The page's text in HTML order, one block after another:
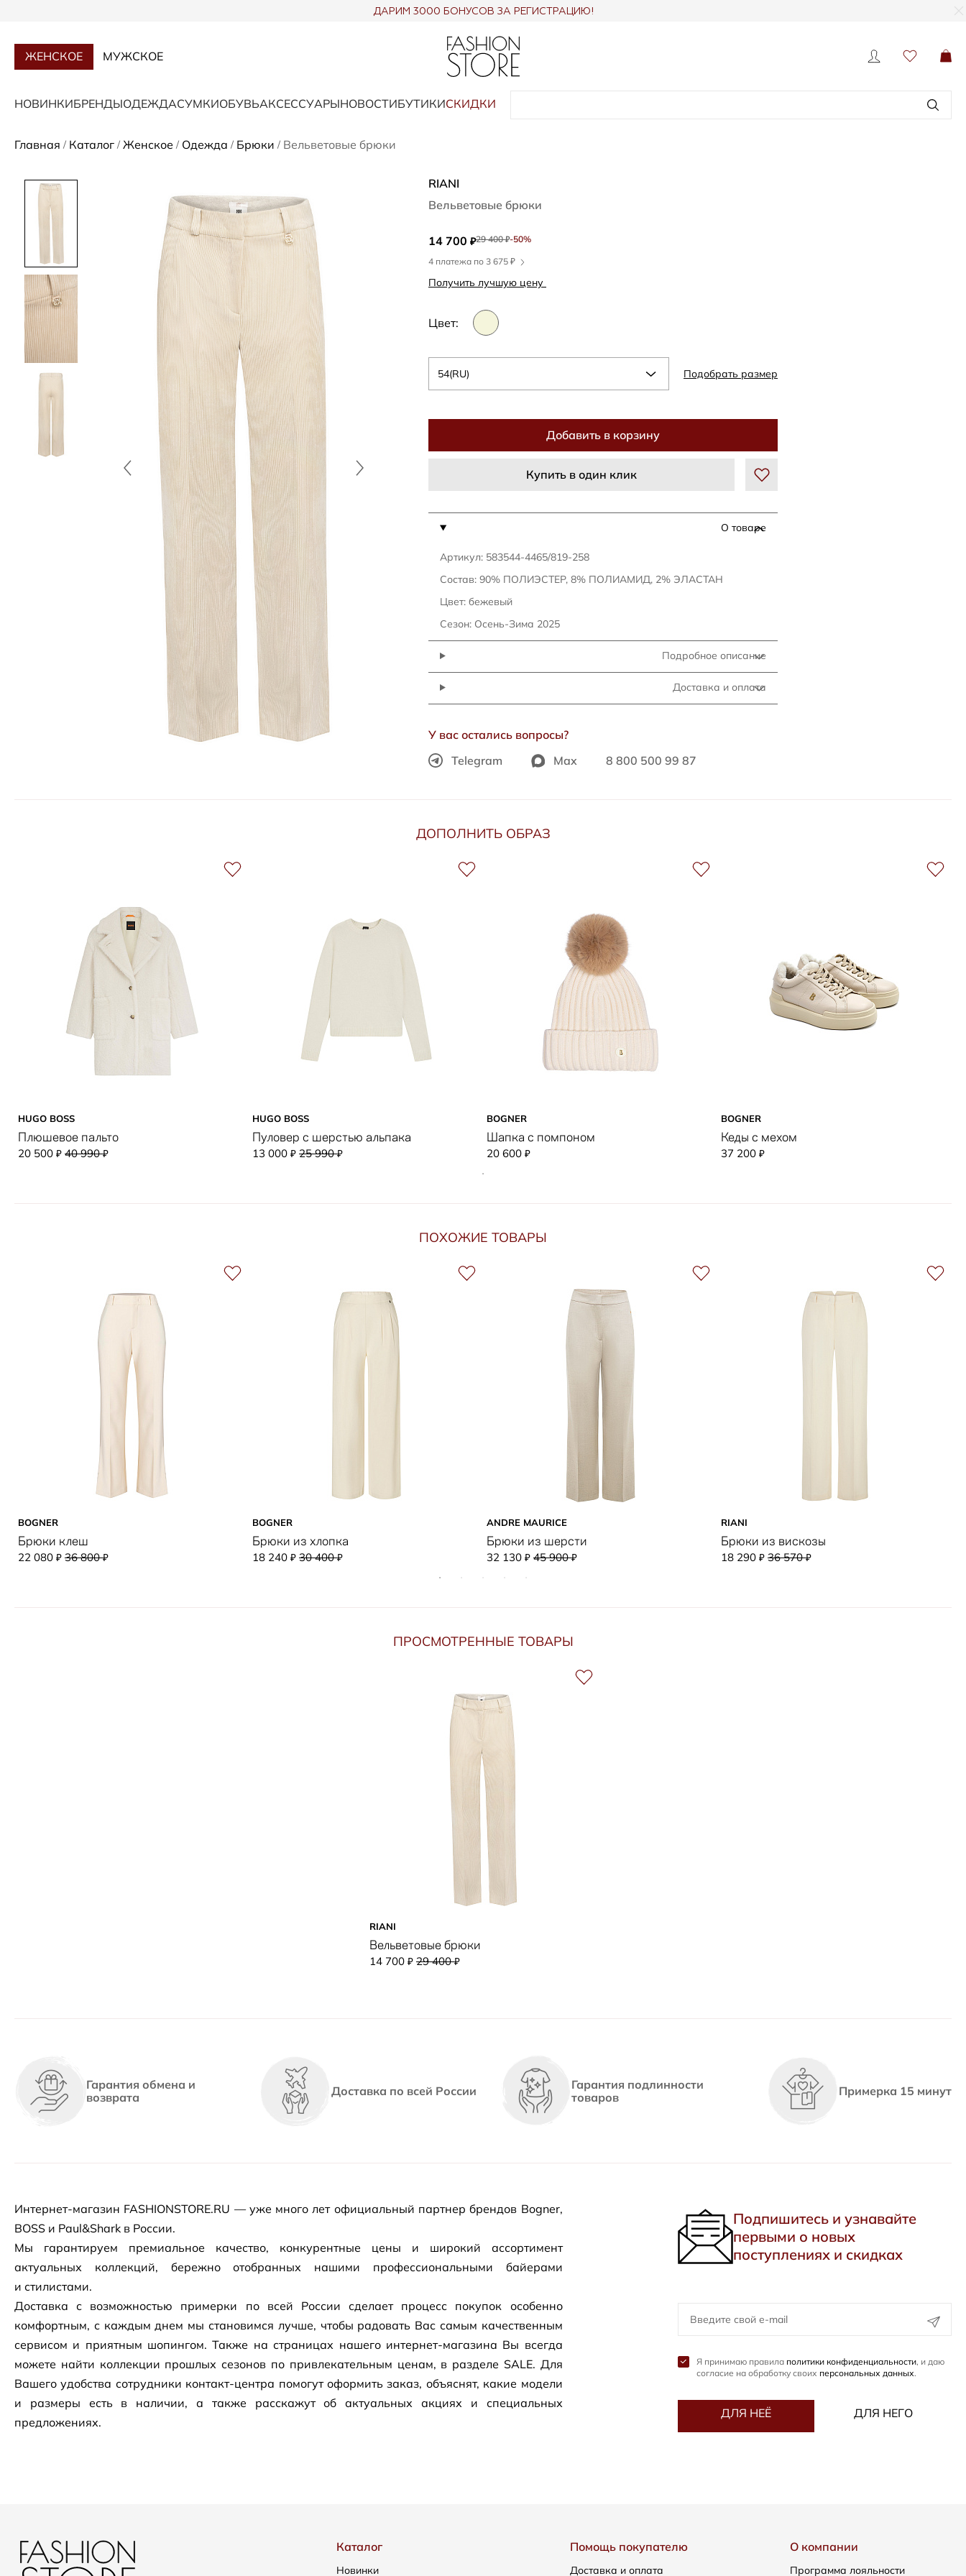
ДАРИМ 3000 БОНУСОВ ЗА РЕГИСТРАЦИЮ!
ЖЕНСКОЕ МУЖСКОЕ
НОВИНКИБРЕНДЫОДЕЖДАСУМКИОБУВЬАКСЕССУАРЫНОВОСТИБУТИКИСКИДКИ
Главная / Каталог / Женское / Одежда / Брюки / Вельветовые брюки
RIANI
Вельветовые брюки
14 700 ₽29 400₽-50%
4 платежа по 3 675 ₽
Получить лучшую цену
Цвет:
54(RU) Подобрать размер
Добавить в корзину
Купить в один клик
О товаре
Артикул: 583544-4465/819-258
Состав: 90% ПОЛИЭСТЕР, 8% ПОЛИАМИД, 2% ЭЛАСТАН
Цвет: бежевый
Сезон: Осень-Зима 2025
Подробное описание
Доставка и оплата
У вас остались вопросы?
Telegram
Max 8 800 500 99 87
ДОПОЛНИТЬ ОБРАЗ
HUGO BOSS
Плюшевое пальто
20 500 ₽ 40 990₽
HUGO BOSS
Пуловер с шерстью альпака
13 000 ₽ 25 990₽
BOGNER
Шапка с помпоном
20 600 ₽
BOGNER
Кеды с мехом
37 200 ₽
ПОХОЖИЕ ТОВАРЫ
BOGNER
Брюки клеш
22 080 ₽ 36 800₽
BOGNER
Брюки из хлопка
18 240 ₽ 30 400₽
ANDRE MAURICE
Брюки из шерсти
32 130 ₽ 45 900₽
RIANI
Брюки из вискозы
18 290 ₽ 36 570₽
ПРОСМОТРЕННЫЕ ТОВАРЫ
RIANI
Вельветовые брюки
14 700 ₽ 29 400₽
Гарантия обмена и
возврата
Доставка по всей России
Гарантия подлинности
товаров
Примерка 15 минут
Интернет-магазин FASHIONSTORE.RU — уже много лет официальный партнер брендов Bogner,
BOSS и Paul&Shark в России.
Мы гарантируем премиальное качество, конкурентные цены и широкий ассортимент
актуальных коллекций, бережно отобранных нашими профессиональными байерами
и стилистами.
Доставка с возможностью примерки по всей России сделает процесс покупок особенно
комфортным, с каждым днем мы становимся лучше, чтобы радовать Вас самым качественным
сервисом и приятным шопингом. Также на страницах нашего интернет-магазина Вы всегда
можете найти коллекции прошлых сезонов по привлекательным ценам, в разделе SALE. Для
Вашего удобства сотрудники контакт-центра помогут оформить заказ, объяснят, какие модели
и размеры есть в наличии, а также расскажут об актуальных акциях и специальных
предложениях.
Подпишитесь и узнавайте
первыми о новых
поступлениях и скидках
Я принимаю правила политики конфиденциальности, и даю
согласие на обработку своих персональных данных.
ДЛЯ НЕЁ ДЛЯ НЕГО
Каталог
Новинки
Помощь покупателю
Доставка и оплата
О компании
Программа лояльности